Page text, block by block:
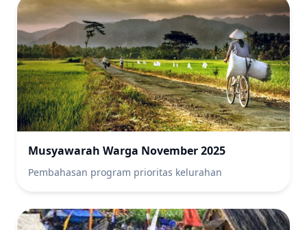
Musyawarah Warga November 2025
Pembahasan program prioritas kelurahan